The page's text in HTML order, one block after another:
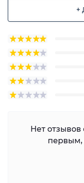
+
Нет отзывов
первым,